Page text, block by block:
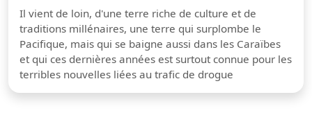
Il vient de loin, d'une terre riche de culture et de
traditions millénaires, une terre qui surplombe le
Pacifique, mais qui se baigne aussi dans les Caraïbes
et qui ces dernières années est surtout connue pour les
terribles nouvelles liées au trafic de drogue